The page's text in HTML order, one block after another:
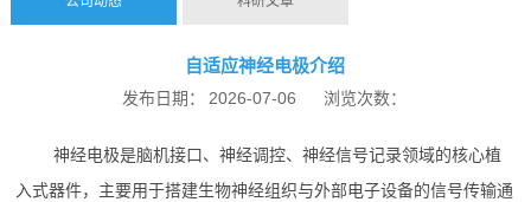
自适应神经电极介绍
发布日期： 2026-07-06 浏览次数：
神经电极是脑机接口、神经调控、神经信号记录领域的核心植
入式器件，主要用于搭建生物神经组织与外部电子设备的信号传输通